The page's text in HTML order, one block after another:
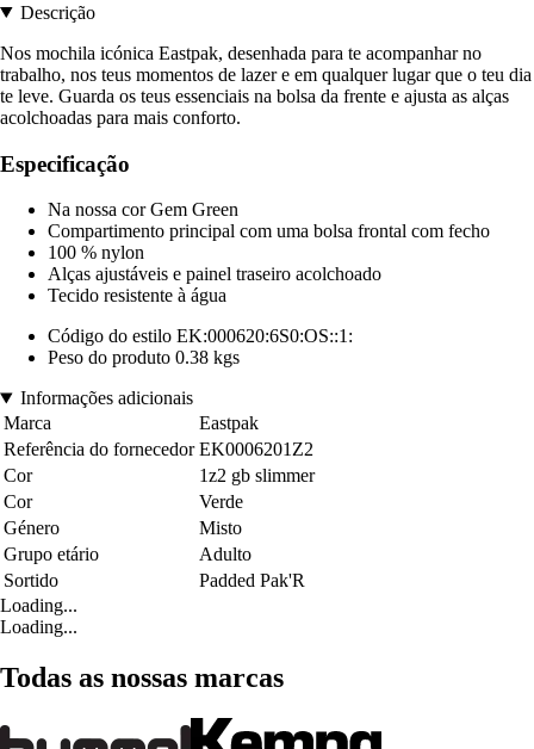
Descrição
Nos mochila icónica Eastpak, desenhada para te acompanhar no
trabalho, nos teus momentos de lazer e em qualquer lugar que o teu dia
te leve. Guarda os teus essenciais na bolsa da frente e ajusta as alças
acolchoadas para mais conforto.
Especificação
Na nossa cor Gem Green
Compartimento principal com uma bolsa frontal com fecho
100 % nylon
Alças ajustáveis e painel traseiro acolchoado
Tecido resistente à água
Código do estilo EK:000620:6S0:OS::1:
Peso do produto 0.38 kgs
Informações adicionais
Marca
Eastpak
Referência do fornecedor EK0006201Z2
Cor
1z2 gb slimmer
Cor
Verde
Género
Misto
Grupo etário
Adulto
Sortido
Padded Pak'R
Loading...
Loading...
Todas as nossas marcas